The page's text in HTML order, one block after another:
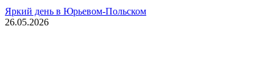
Яркий день в Юрьевом-Польском
26.05.2026